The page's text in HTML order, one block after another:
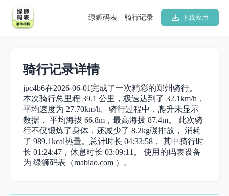
下载应用
骑行记录
绿狮码表
骑行记录详情
jpc4b6在2026-06-01完成了一次精彩的郑州骑行。
本次骑行总里程 39.1 公里，极速达到了 32.1km/h，
平均速度为 27.70km/h。骑行过程中，爬升未显示
数据， 平均海拔 66.8m，最高海拔 87.4m。 此次骑
行不仅锻炼了身体，还减少了 8.2kg碳排放， 消耗
了 989.1kcal热量。总计时长 04:33:58， 其中骑行时
长 01:24:47，休息时长 03:09:11。 使用的码表设备
为 绿狮码表（mabiao.com ）。